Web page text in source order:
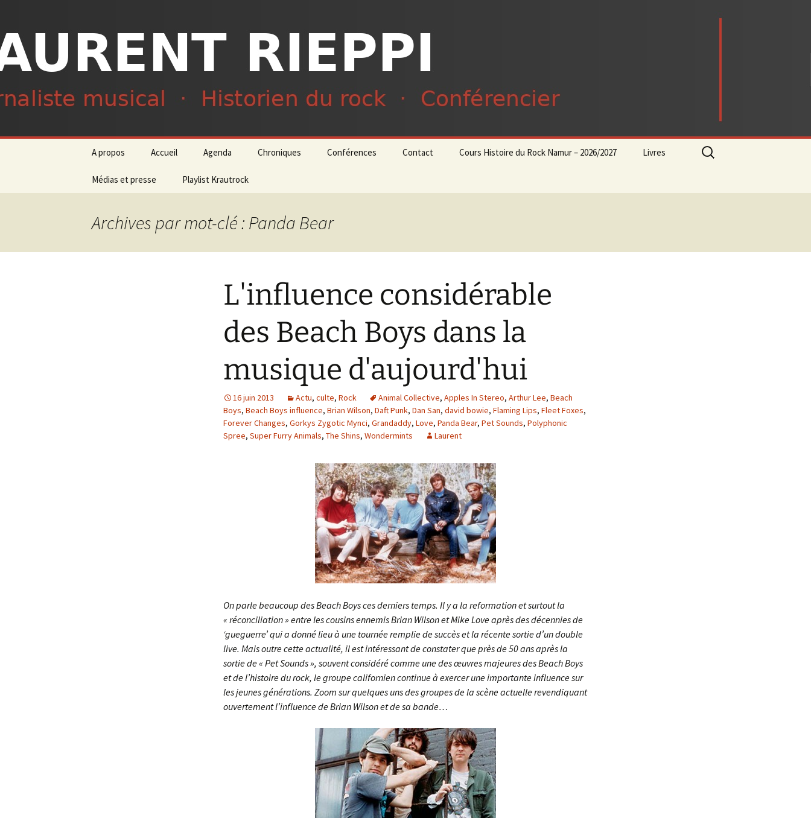
Laurent Rieppi
contenu
A propos Accueil Agenda Chroniques Conférences Contact Cours Histoire du Rock Namur – 2026/2027 Livres
Médias et presse Playlist Krautrock
Rechercher :
Archives par mot-clé : Panda Bear
L'influence considérable
des Beach Boys dans la
musique d'aujourd'hui
16 juin 2013 Actu, culte, Rock Animal Collective, Apples In Stereo, Arthur Lee, Beach
Boys, Beach Boys influence, Brian Wilson, Daft Punk, Dan San, david bowie, Flaming Lips, Fleet Foxes,
Forever Changes, Gorkys Zygotic Mynci, Grandaddy, Love, Panda Bear, Pet Sounds, Polyphonic
Spree, Super Furry Animals, The Shins, Wondermints Laurent
On parle beaucoup des Beach Boys ces derniers temps. Il y a la reformation et surtout la
« réconciliation » entre les cousins ennemis Brian Wilson et Mike Love après des décennies de
‘gueguerre’ qui a donné lieu à une tournée remplie de succès et la récente sortie d’un double
live. Mais outre cette actualité, il est intéressant de constater que près de 50 ans après la
sortie de « Pet Sounds », souvent considéré comme une des œuvres majeures des Beach Boys
et de l’histoire du rock, le groupe californien continue à exercer une importante influence sur
les jeunes générations. Zoom sur quelques uns des groupes de la scène actuelle revendiquant
ouvertement l’influence de Brian Wilson et de sa bande…